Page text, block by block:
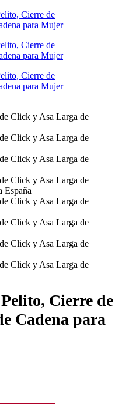
Cierre de
Cadena para